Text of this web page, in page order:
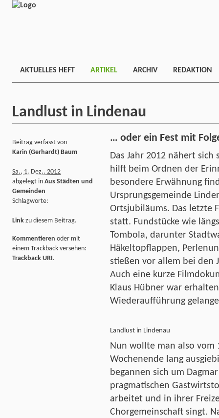
AKTUELLES HEFT ARTIKEL ARCHIV REDAKTION
Landlust in Lindenau
… oder ein Fest mit
Das Jahr 2012 nähert
hilft beim Ordnen der
besondere Erwähnung
Ursprungsgemeinde
Ortsjubiläums. Das letzte
statt. Fundstücke wie
Tombola, darunter
Häkeltopflappen,
stießen vor allem bei den
Auch eine kurze
Klaus Hübner war
Wiederaufführung
Landlust in Lindenau
Nun wollte man also vom
Wochenende lang
begannen sich um
pragmatischen
arbeitet und in ihrer
Chorgemeinschaft singt.
Beitrag verfasst von
Karin (Gerhardt) Baum
Sa., 1. Dez.. 2012
abgelegt in Aus Städten und
Gemeinden
Schlagworte:
Link zu diesem Beitrag.
Kommentieren oder mit
einem Trackback versehen:
Trackback URI.